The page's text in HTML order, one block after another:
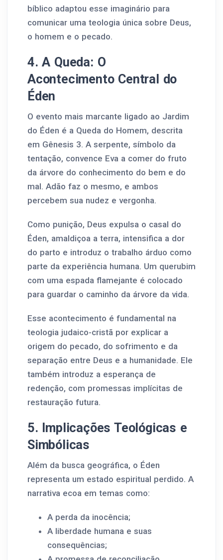
bíblico adaptou esse imaginário para
comunicar uma teologia única sobre Deus,
o homem e o pecado.
4. A Queda: O
Acontecimento Central do
Éden
O evento mais marcante ligado ao Jardim
do Éden é a Queda do Homem, descrita
em Gênesis 3. A serpente, símbolo da
tentação, convence Eva a comer do fruto
da árvore do conhecimento do bem e do
mal. Adão faz o mesmo, e ambos
percebem sua nudez e vergonha.
Como punição, Deus expulsa o casal do
Éden, amaldiçoa a terra, intensifica a dor
do parto e introduz o trabalho árduo como
parte da experiência humana. Um querubim
com uma espada flamejante é colocado
para guardar o caminho da árvore da vida.
Esse acontecimento é fundamental na
teologia judaico-cristã por explicar a
origem do pecado, do sofrimento e da
separação entre Deus e a humanidade. Ele
também introduz a esperança de
redenção, com promessas implícitas de
restauração futura.
5. Implicações Teológicas e
Simbólicas
Além da busca geográfica, o Éden
representa um estado espiritual perdido. A
narrativa ecoa em temas como:
A perda da inocência;
A liberdade humana e suas
consequências;